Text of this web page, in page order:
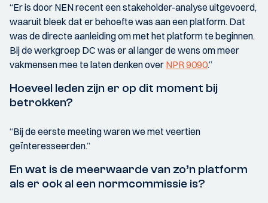
“Er is door NEN recent een stakeholder-analyse uitgevoerd,
waaruit bleek dat er behoefte was aan een platform. Dat
was de directe aanleiding om met het platform te beginnen.
Bij de werkgroep DC was er al langer de wens om meer
vakmensen mee te laten denken over NPR 9090.”
Hoeveel leden zijn er op dit moment bij
betrokken?
“Bij de eerste meeting waren we met veertien
geïnteresseerden.”
En wat is de meerwaarde van zo’n platform
als er ook al een normcommissie is?